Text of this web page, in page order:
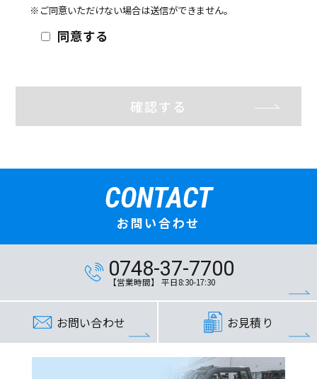
ご同意いただけない場合は送信ができません。
同意する
確認する
CONTACT
お問い合わせ
0748-37-7700
【営業時間】 平日8:30-17:30
お問い合わせ お見積り